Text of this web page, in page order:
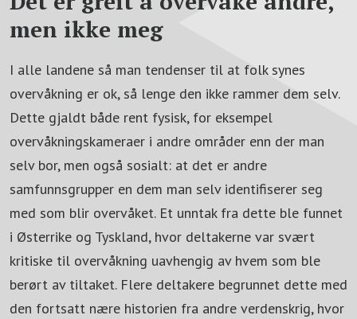
men ikke meg
I alle landene så man tendenser til at folk synes
overvåkning er ok, så lenge den ikke rammer dem selv.
Dette gjaldt både rent fysisk, for eksempel
overvåkningskameraer i andre områder enn der man
selv bor, men også sosialt: at det er andre
samfunnsgrupper en dem man selv identifiserer seg
med som blir overvåket. Et unntak fra dette ble funnet
i Østerrike og Tyskland, hvor deltakerne var svært
kritiske til overvåkning uavhengig av hvem som ble
berørt av tiltaket. Flere deltakere begrunnet dette med
den fortsatt nære historien fra andre verdenskrig, hvor